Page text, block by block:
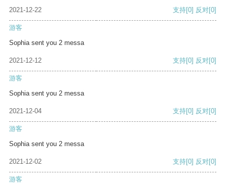
2021-12-22 支持[0] 反对[0]
游客
Sophia sent you 2 messa
2021-12-12 支持[0] 反对[0]
游客
Sophia sent you 2 messa
2021-12-04 支持[0] 反对[0]
游客
Sophia sent you 2 messa
2021-12-02 支持[0] 反对[0]
游客